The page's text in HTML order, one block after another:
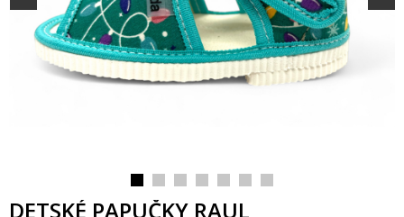
DETSKÉ PAPUČKY RAUL